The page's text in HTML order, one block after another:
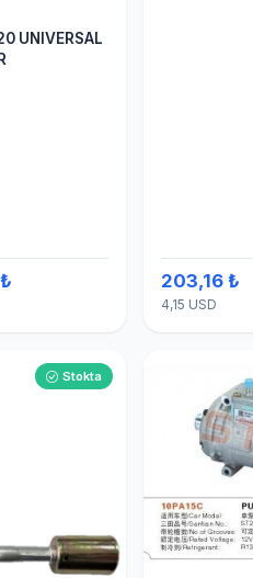
UNIVERSAL
203,16 ₺
4,15 USD
Stokta